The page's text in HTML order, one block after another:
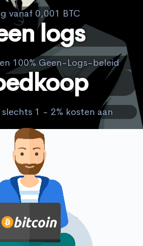
vanaf 0,001 BTC
logs
100% Geen-Logs-beleid
1 - 2% kosten aan